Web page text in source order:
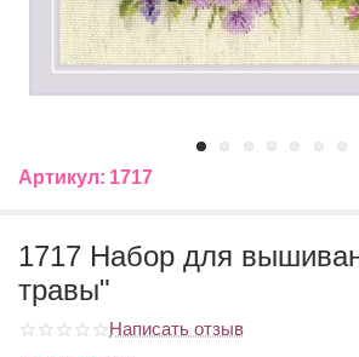
Артикул: 1717
1717 Набор для
травы"
Написать отзыв